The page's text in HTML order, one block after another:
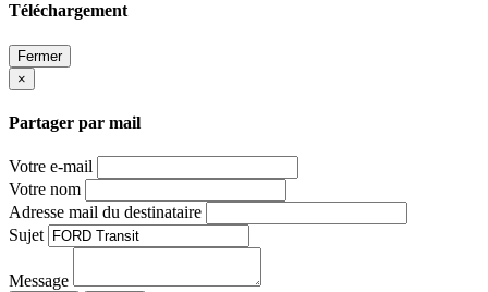
Téléchargement
Fermer
×
Partager par mail
Votre e-mail
Votre nom
Adresse mail du destinataire
Sujet
Message